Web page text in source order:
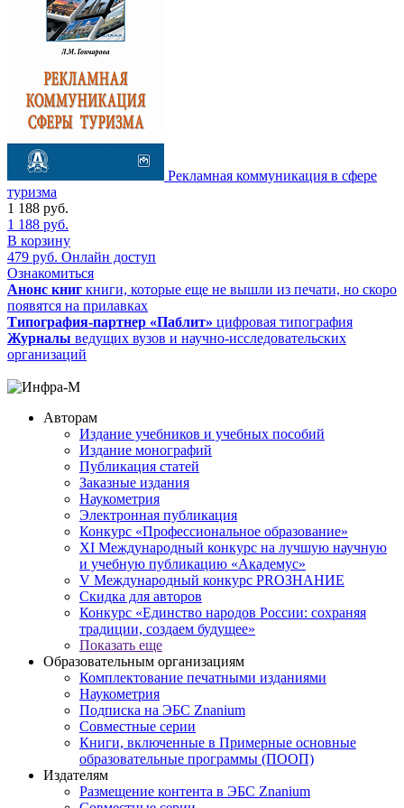
Рекламная коммуникация в сфере
туризма
1 188 руб.
1 188 руб.
В корзину
479 руб. Онлайн доступ
Ознакомиться
Анонс книг книги, которые еще не вышли из печати, но скоро
появятся на прилавках
Типография-партнер «Паблит» цифровая типография
Журналы ведущих вузов и научно-исследовательских
организаций
Авторам
Издание учебников и учебных пособий
Издание монографий
Публикация статей
Заказные издания
Наукометрия
Электронная публикация
Конкурс «Профессиональное образование»
XI Международный конкурс на лучшую научную
и учебную публикацию «Академус»
V Международный конкурс PROЗНАНИЕ
Скидка для авторов
Конкурс «Единство народов России: сохраняя
традиции, создаем будущее»
Показать еще
Образовательным организациям
Комплектование печатными изданиями
Наукометрия
Подписка на ЭБС Znanium
Совместные серии
Книги, включенные в Примерные основные
образовательные программы (ПООП)
Издателям
Размещение контента в ЭБС Znanium